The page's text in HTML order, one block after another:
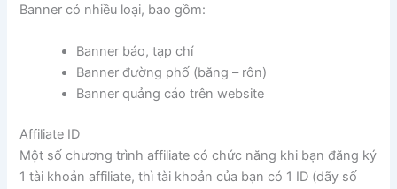
Banner có nhiều loại, bao gồm:
Banner báo, tạp chí
Banner đường phố (băng – rôn)
Banner quảng cáo trên website
Affiliate ID
Một số chương trình affiliate có chức năng khi bạn đăng ký
1 tài khoản affiliate, thì tài khoản của bạn có 1 ID (dãy số